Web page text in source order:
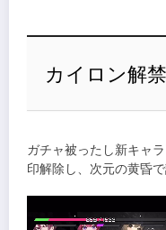
カイロン解禁
ガチャ被ったし新キャ
印解除し、次元の黄昏で